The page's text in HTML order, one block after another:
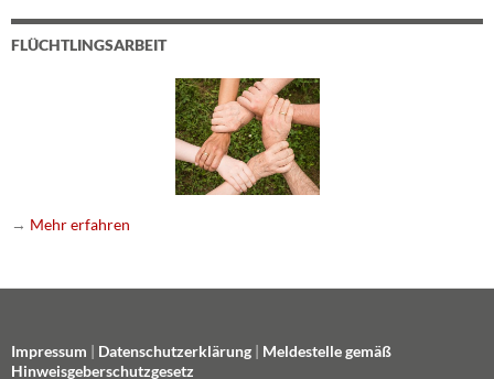
FLÜCHTLINGSARBEIT
→ Mehr erfahren
Impressum | Datenschutzerklärung | Meldestelle gemäß
Hinweisgeberschutzgesetz